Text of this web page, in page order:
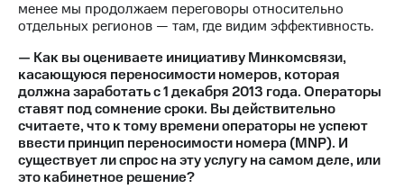
менее мы продолжаем переговоры относительно
отдельных регионов — там, где видим эффективность.
— Как вы оцениваете инициативу Минкомсвязи,
касающуюся переносимости номеров, которая
должна заработать с 1 декабря 2013 года. Операторы
ставят под сомнение сроки. Вы действительно
считаете, что к тому времени операторы не успеют
ввести принцип переносимости номера (MNP). И
существует ли спрос на эту услугу на самом деле, или
это кабинетное решение?